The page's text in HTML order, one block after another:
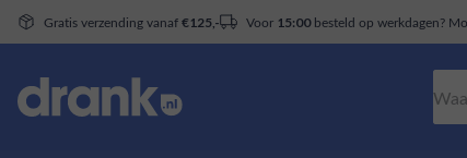
Gratis verzending vanaf €125,- Voor 15:00besteld op werkdagen?